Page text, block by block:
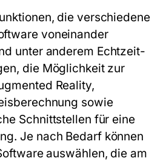
die verschiedene
voneinander
unter anderem Echtzeit-
die Möglichkeit zur
Reality,
sowie
Schnittstellen für eine
Je nach Bedarf können
auswählen, die am